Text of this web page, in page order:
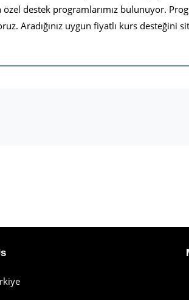
özel destek programlarımız bulunuyor.
Aradığınız uygun fiyatlı kurs desteğini